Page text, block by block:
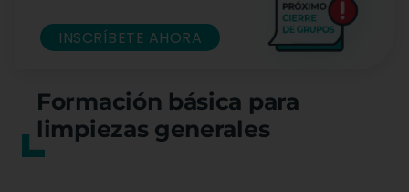
Formación básica para
limpiezas generales
INSCRÍBETE AHORA